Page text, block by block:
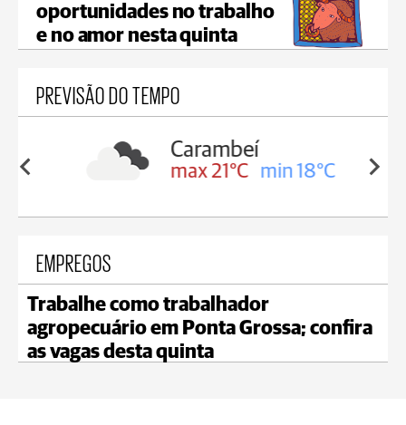
oportunidades no trabalho
e no amor nesta quinta
PREVISÃO DO TEMPO
19°C
Carambeí
max 21°C min 18°C
EMPREGOS
Trabalhe como trabalhador
agropecuário em Ponta Grossa; confira
as vagas desta quinta